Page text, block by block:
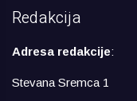
Redakcija
Adresa redakcije:
Stevana Sremca 1